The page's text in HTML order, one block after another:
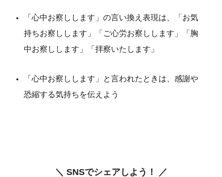
「心中お察しします」の言い換え表現は、「お気
持ちお察しします」「ご心労お察しします」「胸
中お察しします」「拝察いたします」
「心中お察しします」と言われたときは、感謝や
恐縮する気持ちを伝えよう
＼ SNSでシェアしよう！ ／